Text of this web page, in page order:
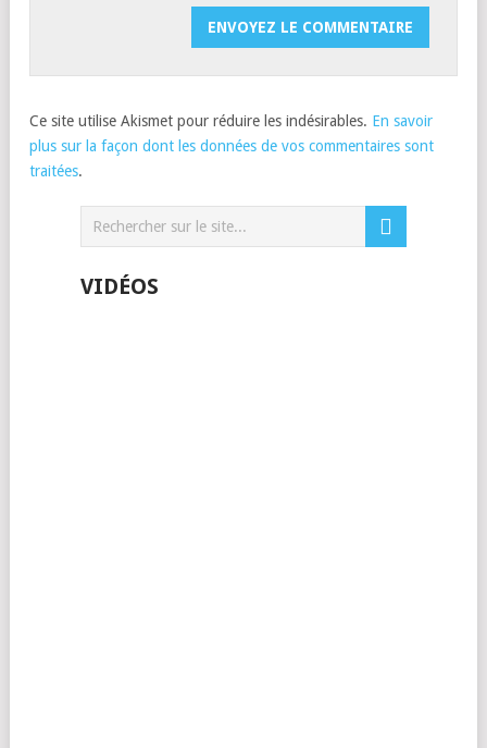
Ce site utilise Akismet pour réduire les indésirables. En savoir
plus sur la façon dont les données de vos commentaires sont
traitées.
VIDÉOS